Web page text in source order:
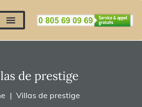
de prestige
Villas de prestige